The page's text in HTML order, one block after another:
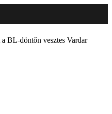
BL-döntőn vesztes Vardar